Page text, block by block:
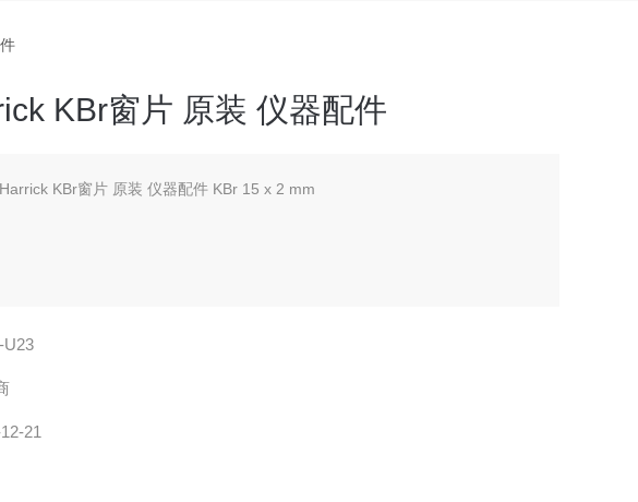
KBr窗片 原装 仪器配件
KBr窗片 原装 仪器配件 KBr 15 x 2 mm
U23
21